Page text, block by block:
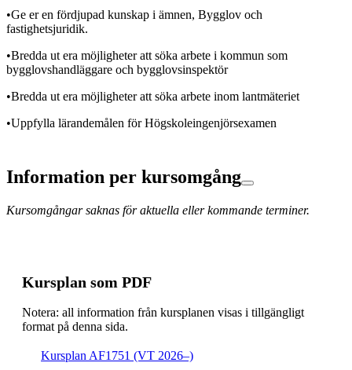
•Ge er en fördjupad kunskap i ämnen, Bygglov och
fastighetsjuridik.
•Bredda ut era möjligheter att söka arbete i kommun som
bygglovshandläggare och bygglovsinspektör
•Bredda ut era möjligheter att söka arbete inom lantmäteriet
•Uppfylla lärandemålen för Högskoleingenjörsexamen
Information per kursomgång
Kursomgångar saknas för aktuella eller kommande terminer.
Kursplan som PDF
Notera: all information från kursplanen visas i tillgängligt
format på denna sida.
Kursplan AF1751 (VT 2026–)